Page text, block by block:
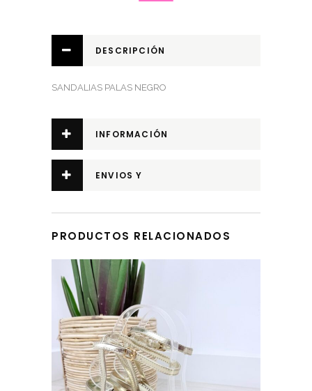
DESCRIPCIÓN
SANDALIAS PALAS NEGRO
INFORMACIÓN
ENVIOS Y
PRODUCTOS RELACIONADOS
Este producto tiene múltiples variantes. Las opciones se pueden elegir en la página de producto